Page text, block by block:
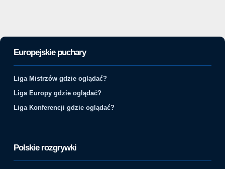
Europejskie puchary
Liga Mistrzów gdzie oglądać?
Liga Europy gdzie oglądać?
Liga Konferencji gdzie oglądać?
Polskie rozgrywki